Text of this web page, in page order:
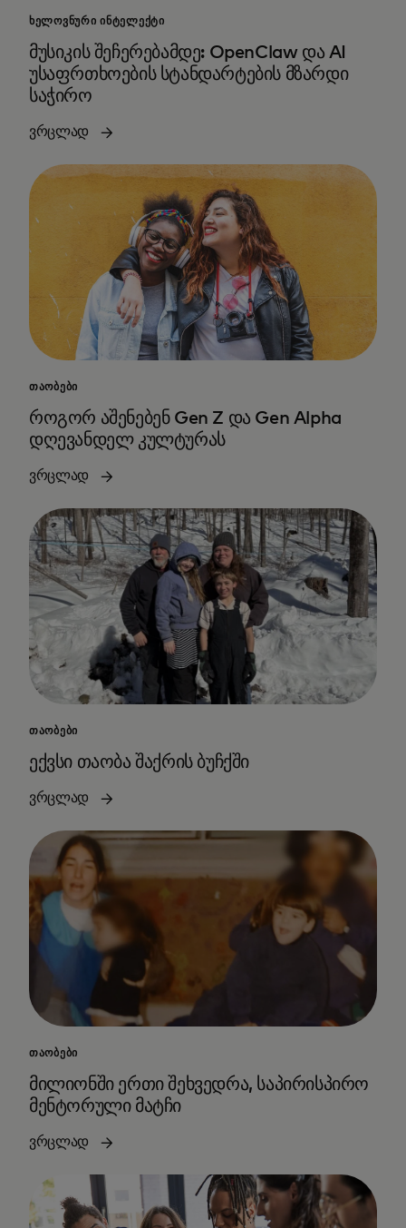
ᲮᲔᲚᲝᲕᲜᲣᲠᲘ ᲘᲜᲢᲔᲚᲔᲥᲢᲘ
მუსიკის შეჩერებამდე: OpenClaw და AI
უსაფრთხოების სტანდარტების მზარდი
საჭირო
ვრცლად
ᲗᲐᲝᲑᲔᲑᲘ
როგორ აშენებენ Gen Z და Gen Alpha
დღევანდელ კულტურას
ვრცლად
ᲗᲐᲝᲑᲔᲑᲘ
ექვსი თაობა შაქრის ბუჩქში
ვრცლად
ᲗᲐᲝᲑᲔᲑᲘ
მილიონში ერთი შეხვედრა, საპირისპირო
მენტორული მატჩი
ვრცლად